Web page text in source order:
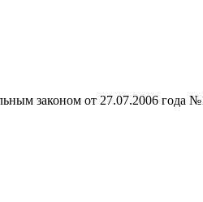
законом от 27.07.2006 года